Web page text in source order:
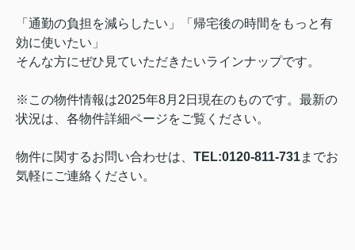
「通勤の負担を減らしたい」「帰宅後の時間をもっと有
効に使いたい」
そんな方にぜひ見ていただきたいラインナップです。
※この物件情報は2025年8月2日現在のものです。最新の
状況は、各物件詳細ページをご覧ください。
物件に関するお問い合わせは、 TEL:0120-811-731までお
気軽にご連絡ください。